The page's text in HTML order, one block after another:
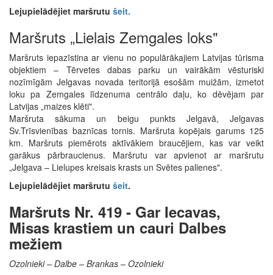
Lejupielādējiet maršrutu šeit.
Maršruts „Lielais Zemgales loks"
Maršruts iepazīstina ar vienu no populārākajiem Latvijas tūrisma
objektiem – Tērvetes dabas parku un vairākām vēsturiski
nozīmīgām Jelgavas novada teritorijā esošām muižām, izmetot
loku pa Zemgales līdzenuma centrālo daļu, ko dēvējam par
Latvijas „maizes klēti".
Maršruta sākuma un beigu punkts Jelgavā, Jelgavas
Sv.Trīsvienības baznīcas tornis. Maršruta kopējais garums 125
km. Maršruts piemērots aktīvākiem braucējiem, kas var veikt
garākus pārbraucienus. Maršrutu var apvienot ar maršrutu
„Jelgava – Lielupes kreisais krasts un Svētes palienes".
Lejupielādējiet maršrutu šeit.
Maršruts Nr. 419 - Gar Iecavas,
Misas krastiem un cauri Dalbes
mežiem
Ozolnieki – Dalbe – Brankas – Ozolnieki